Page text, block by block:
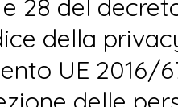
28 del
della
UE 2016/
delle